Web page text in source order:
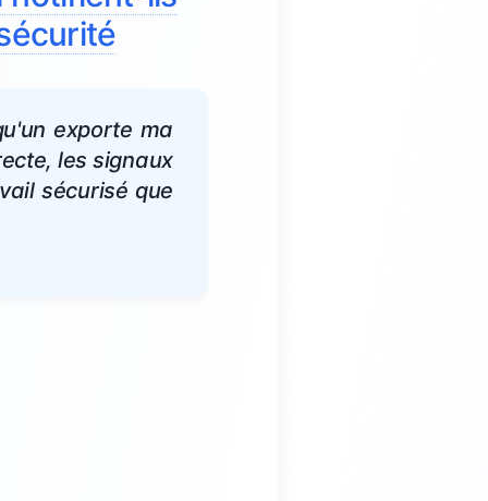
exporte ma
les signaux
sécurisé que